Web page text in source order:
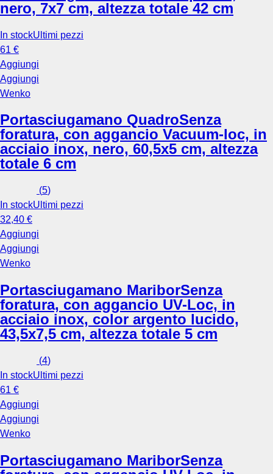
nero, 7x7 cm, altezza totale 42 cm
In stockUltimi pezzi
61 €
Aggiungi
Aggiungi
Wenko
Portasciugamano QuadroSenza
foratura, con aggancio Vacuum-loc, in
acciaio inox, nero, 60,5x5 cm, altezza
totale 6 cm
(5)
In stockUltimi pezzi
32,40 €
Aggiungi
Aggiungi
Wenko
Portasciugamano MariborSenza
foratura, con aggancio UV-Loc, in
acciaio inox, color argento lucido,
43,5x7,5 cm, altezza totale 5 cm
(4)
In stockUltimi pezzi
61 €
Aggiungi
Aggiungi
Wenko
Portasciugamano MariborSenza